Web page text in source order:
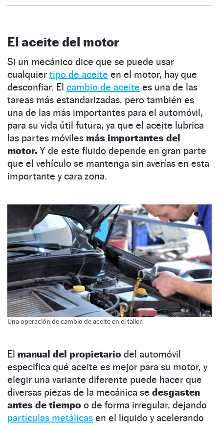
El aceite del motor
Si un mecánico dice que se puede usar
cualquier tipo de aceite en el motor, hay que
desconfiar. El cambio de aceite es una de las
tareas más estandarizadas, pero también es
una de las más importantes para el automóvil,
para su vida útil futura, ya que el aceite lubrica
las partes móviles más importantes del
motor. Y de este fluido depende en gran parte
que el vehículo se mantenga sin averías en esta
importante y cara zona.
Una operación de cambio de aceite en el taller.
El manual del propietario del automóvil
especifica qué aceite es mejor para su motor, y
elegir una variante diferente puede hacer que
diversas piezas de la mecánica se desgasten
antes de tiempo o de forma irregular, dejando
partículas metálicas en el líquido y acelerando